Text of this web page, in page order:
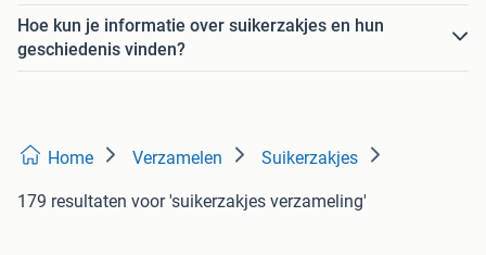
Hoe kun je informatie over suikerzakjes en hun
geschiedenis vinden?
Home Verzamelen Suikerzakjes
179 resultaten voor 'suikerzakjes verzameling'